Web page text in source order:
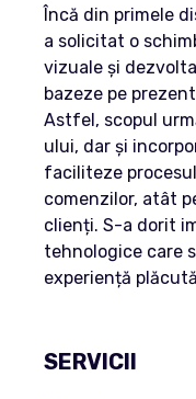
Încă din primele
a solicitat o
vizuale și
bazeze pe
Astfel, scopul
ului, dar și
faciliteze
comenzilor, atât
clienți. S-a dorit
tehnologice care
experiență
SERVICII